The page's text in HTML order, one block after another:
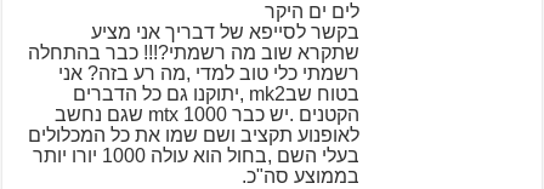
לים ים היקר
בקשר לסייפא של דבריך אני מציע
שתקרא שוב מה רשמתי?!!! כבר בהתחלה
רשמתי כלי טוב למדי ,מה רע בזה? אני
בטוח שבmk2 ,יתוקנו גם כל הדברים
הקטנים .יש כבר mtx 1000 שגם נחשב
לאופנוע תקציב ושם שמו את כל המכלולים
בעלי השם ,בחול הוא עולה 1000 יורו יותר
בממוצע סה"כ.